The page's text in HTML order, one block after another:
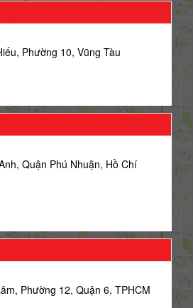
Phường 10, Vũng Tàu
Quận Phú Nhuận, Hồ Chí
Phường 12, Quận 6, TPHCM